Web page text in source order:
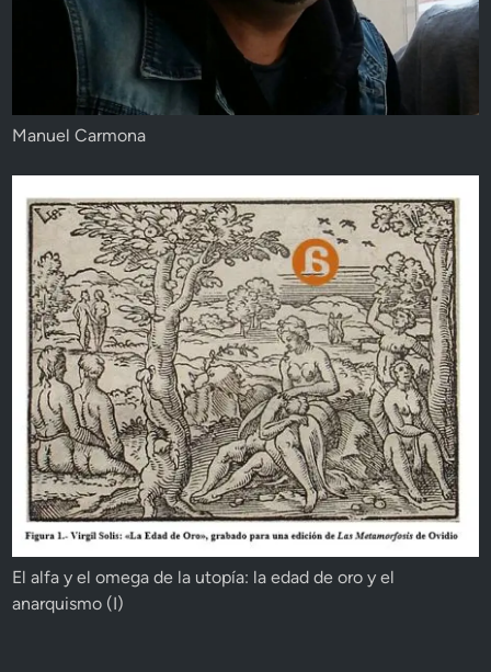
Manuel Carmona
El alfa y el omega de la utopía: la edad de oro y el
anarquismo (I)